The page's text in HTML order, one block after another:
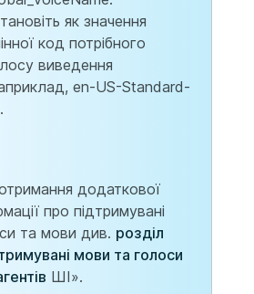
як значення
код потрібного
виведення
en-US-Standard-
додаткової
про підтримувані
та мови див. розділ
мови та голоси
ШІ».